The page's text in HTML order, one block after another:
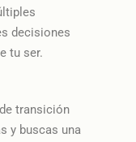
decisiones
tu ser.
transición
y buscas una